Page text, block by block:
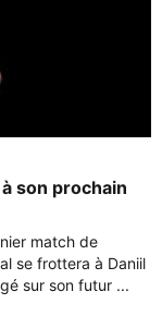
son prochain
match de
se frottera à Daniil
sur son futur ...